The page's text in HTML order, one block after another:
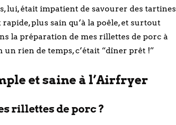
lui, était impatient de savourer des tartines
plus sain qu’à la poêle, et surtout
la préparation de mes rillettes de porc à
rien de temps, c’était “dîner prêt !”
et saine à l’Airfryer
rillettes de porc ?